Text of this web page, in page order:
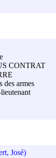
CONTRAT
des armes
José)